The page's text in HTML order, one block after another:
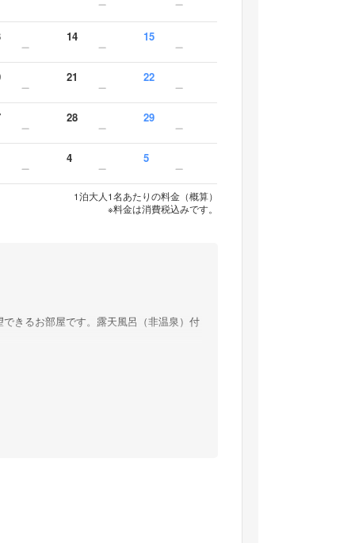
14 15
21 22
28 29
4 5
1泊大人1名あたりの料金（概算）
※料金は消費税込みです。
きるお部屋です。露天風呂（非温泉）付